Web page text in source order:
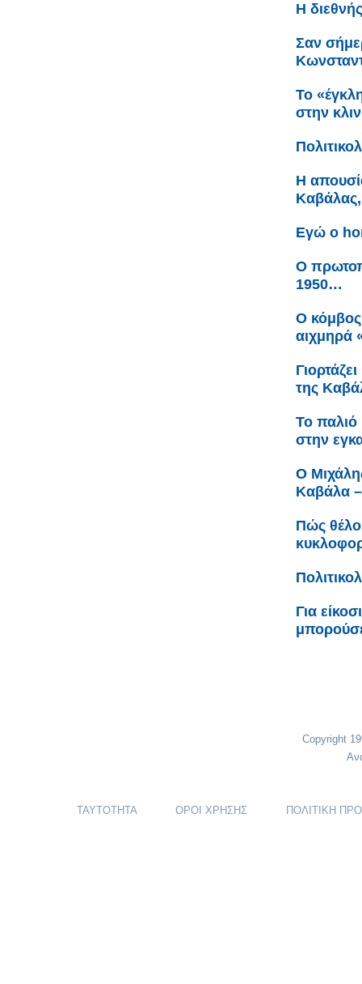
Η
Σαν
Το
στην
Η
Καβάλας,
Εγώ ο
Ο
1950…
Ο κόμβος
αιχμηρά
της
Το παλιό
στην
Ο
Καβάλα –
Πώς
Για
Copyright
ΤΑΥΤΟΤΗΤΑ ΟΡΟΙ ΧΡΗΣΗΣ ΠΟΛΙΤΙΚΗ